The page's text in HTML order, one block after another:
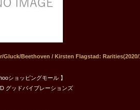
Beethoven / Kirsten Flagstad: Rarities(2020/
ショッピングモール 】
グッドバイブレーションズ